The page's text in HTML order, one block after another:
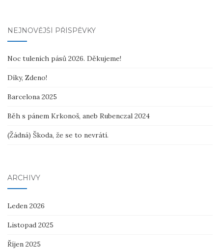
NEJNOVĚJŠÍ PŘÍSPĚVKY
Noc tuleních pásů 2026. Děkujeme!
Díky, Zdeno!
Barcelona 2025
Běh s pánem Krkonoš, aneb Rubenczal 2024
(Žádná) Škoda, že se to nevrátí.
ARCHIVY
Leden 2026
Listopad 2025
Říjen 2025